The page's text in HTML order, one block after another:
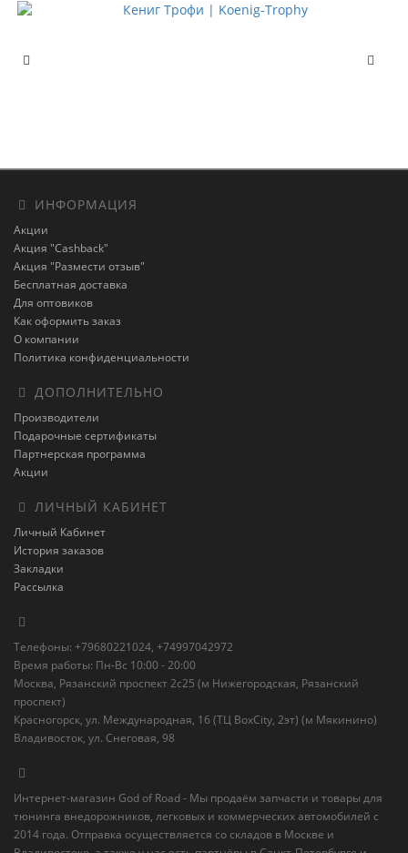
ИНФОРМАЦИЯ
Акции
Акция "Cashback"
Акция "Размести отзыв"
Бесплатная доставка
Для оптовиков
Как оформить заказ
О компании
Политика конфиденциальности
ДОПОЛНИТЕЛЬНО
Производители
Подарочные сертификаты
Партнерская программа
Акции
ЛИЧНЫЙ КАБИНЕТ
Личный Кабинет
История заказов
Закладки
Рассылка
Телефоны: +79680221024, +74997042972
Время работы: Пн-Вс 10:00 - 20:00
Москва, Рязанский проспект 2с25 (м Нижегородская, Рязанский
проспект)
Красногорск, ул. Международная, 16 (ТЦ BoxСity, 2эт) (м Мякинино)
Владивосток, ул. Снеговая, 98
Интернет-магазин God of Road - Мы продаём запчасти и товары для
тюнинга внедорожников, легковых и коммерческих автомобилей с
2014 года. Отправка осуществляется со складов в Москве и